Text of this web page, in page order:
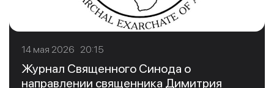
14 мая 2026 20:15
Журнал Священного Синода о
направлении священника Димитрия